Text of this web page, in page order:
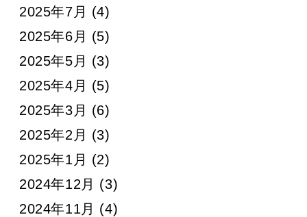
2025年7月 (4)
2025年6月 (5)
2025年5月 (3)
2025年4月 (5)
2025年3月 (6)
2025年2月 (3)
2025年1月 (2)
2024年12月 (3)
2024年11月 (4)